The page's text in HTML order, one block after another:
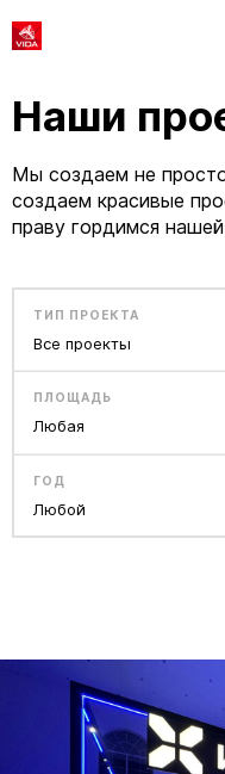
Наши
Мы создаем не
создаем красивые
праву гордимся
ТИП ПРОЕКТА
Все проекты
ПЛОЩАДЬ
Любая
ГОД
Любой